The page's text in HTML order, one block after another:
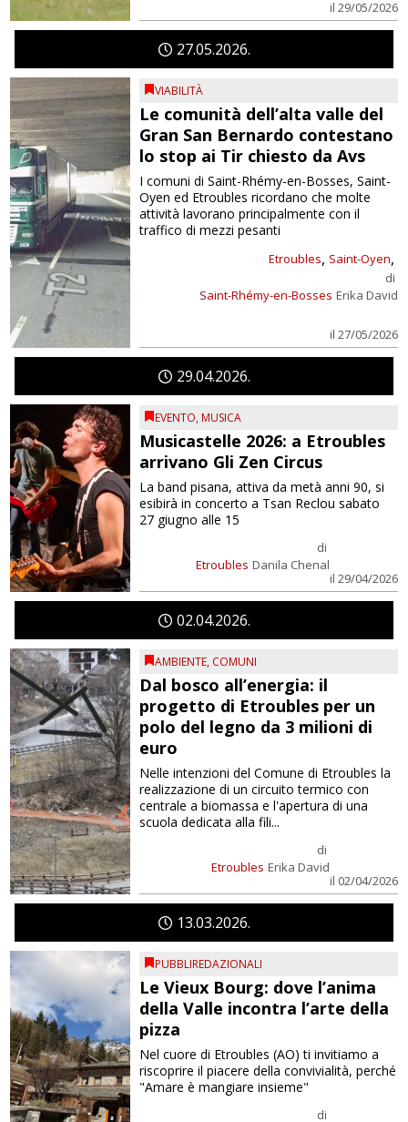
il 29/05/2026
2705 2026
VIABILITÀ
Le comunità dell’alta valle del
Gran San Bernardo contestano
lo stop ai Tir chiesto da Avs
Etroubles, Saint-Oyen,
Saint-Rhémy-en-Bosses
di
Erika David
il 27/05/2026
I comuni di Saint-Rhémy-en-Bosses, Saint-
Oyen ed Etroubles ricordano che molte
attività lavorano principalmente con il
traffico di mezzi pesanti
2904 2026
EVENTO, MUSICA
Musicastelle 2026: a Etroubles
arrivano Gli Zen Circus
Etroubles
di
Danila Chenal
il 29/04/2026
La band pisana, attiva da metà anni 90, si
esibirà in concerto a Tsan Reclou sabato
27 giugno alle 15
0204 2026
AMBIENTE, COMUNI
Dal bosco all’energia: il
progetto di Etroubles per un
polo del legno da 3 milioni di
euro
Etroubles
di
Erika David
il 02/04/2026
Nelle intenzioni del Comune di Etroubles la
realizzazione di un circuito termico con
centrale a biomassa e l'apertura di una
scuola dedicata alla fili...
1303 2026
PUBBLIREDAZIONALI
Le Vieux Bourg: dove l’anima
della Valle incontra l’arte della
pizza
di
Nel cuore di Etroubles (AO) ti invitiamo a
riscoprire il piacere della convivialità, perché
"Amare è mangiare insieme"